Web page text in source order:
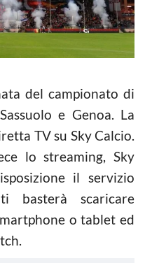
del campionato di
e Genoa. La
TV su Sky Calcio.
lo streaming, Sky
il servizio
basterà scaricare
o tablet ed